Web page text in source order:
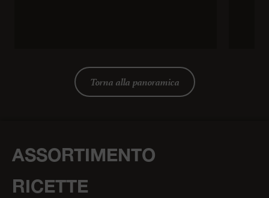
Torna alla panoramica
ASSORTIMENTO
RICETTE